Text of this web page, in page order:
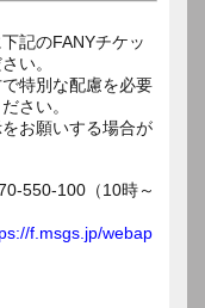
記のFANYチケッ
い。
特別な配慮を必要
さい。
お願いする場合が
550-100（10時～
f.msgs.jp/webap